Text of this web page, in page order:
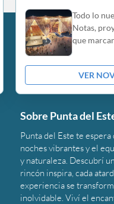
Todo lo
Notas,
que
VER
Sobre Punta del
Punta del Este te espera
noches vibrantes y el
y naturaleza. Descubrí
rincón inspira, cada
experiencia se
inolvidable. Viví el